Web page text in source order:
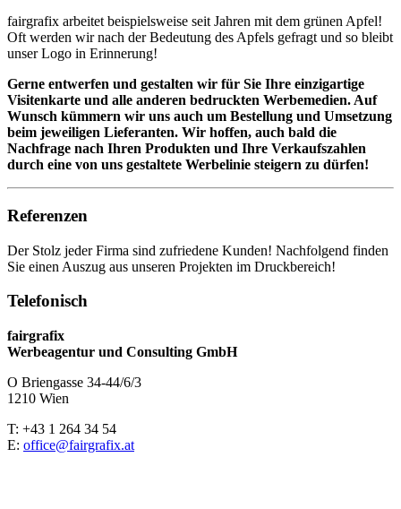
fairgrafix arbeitet beispielsweise seit Jahren mit dem grünen Apfel!
Oft werden wir nach der Bedeutung des Apfels gefragt und so bleibt
unser Logo in Erinnerung!
Gerne entwerfen und gestalten wir für Sie Ihre einzigartige
Visitenkarte und alle anderen bedruckten Werbemedien. Auf
Wunsch kümmern wir uns auch um Bestellung und Umsetzung
beim jeweiligen Lieferanten. Wir hoffen, auch bald die
Nachfrage nach Ihren Produkten und Ihre Verkaufszahlen
durch eine von uns gestaltete Werbelinie steigern zu dürfen!
Referenzen
Der Stolz jeder Firma sind zufriedene Kunden! Nachfolgend finden
Sie einen Auszug aus unseren Projekten im Druckbereich!
Telefonisch
fairgrafix
Werbeagentur und Consulting GmbH
O Briengasse 34-44/6/3
1210 Wien
T: +43 1 264 34 54
E: office@fairgrafix.at